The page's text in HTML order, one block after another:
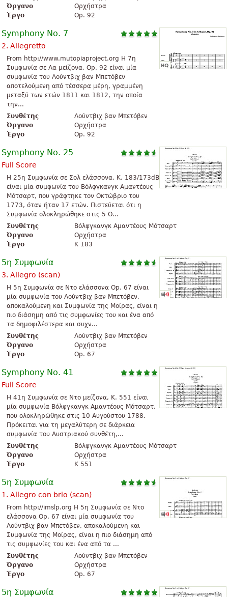
Όργανο
Ορχήστρα
Έργο
Op. 92
Symphony No. 7
2. Allegretto
From http://www.mutopiaproject.org Η 7η
Συμφωνία σε Λα μείζονα, Op. 92 είναι μία
συμφωνία του Λούντβιχ βαν Μπετόβεν
αποτελούμενη από τέσσερα μέρη, γραμμένη
μεταξύ των ετών 1811 και 1812, την οποία
την...
Συνθέτης
Λούντβιχ βαν Μπετόβεν
Όργανο
Ορχήστρα
Έργο
Op. 92
Symphony No. 25
Full Score
Η 25η Συμφωνία σε Σολ ελάσσονα, K. 183/173dB
είναι μία συμφωνία του Βόλφγκανγκ Αμαντέους
Μότσαρτ, που γράφτηκε τον Οκτώβριο του
1773, όταν ήταν 17 ετών. Πιστεύεται ότι η
Συμφωνία ολοκληρώθηκε στις 5 Ο...
Συνθέτης
Βόλφγκανγκ Αμαντέους Μότσαρτ
Όργανο
Ορχήστρα
Έργο
K 183
5η Συμφωνία
3. Allegro (scan)
H 5η Συμφωνία σε Ντο ελάσσονα Op. 67 είναι
μία συμφωνία του Λούντβιχ βαν Μπετόβεν,
αποκαλούμενη και Συμφωνία της Μοίρας, είναι η
πιο διάσημη από τις συμφωνίες του και ένα από
τα δημοφιλέστερα και συχν...
Συνθέτης
Λούντβιχ βαν Μπετόβεν
Όργανο
Ορχήστρα
Έργο
Op. 67
Symphony No. 41
Full Score
Η 41η Συμφωνία σε Ντο μείζονα, K. 551 είναι
μία συμφωνία Βόλφγκανγκ Αμαντέους Μότσαρτ,
που ολοκληρώθηκε στις 10 Αυγούστου 1788.
Πρόκειται για τη μεγαλύτερη σε διάρκεια
συμφωνία του Αυστριακού συνθέτη,...
Συνθέτης
Βόλφγκανγκ Αμαντέους Μότσαρτ
Όργανο
Ορχήστρα
Έργο
K 551
5η Συμφωνία
1. Allegro con brio (scan)
From http://imslp.org H 5η Συμφωνία σε Ντο
ελάσσονα Op. 67 είναι μία συμφωνία του
Λούντβιχ βαν Μπετόβεν, αποκαλούμενη και
Συμφωνία της Μοίρας, είναι η πιο διάσημη από
τις συμφωνίες του και ένα από τα ...
Συνθέτης
Λούντβιχ βαν Μπετόβεν
Όργανο
Ορχήστρα
Έργο
Op. 67
5η Συμφωνία